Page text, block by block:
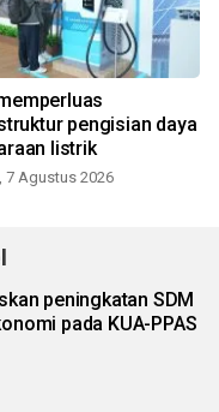
pengisian daya
listrik
7 Agustus 2026
peningkatan SDM
pada KUA-PPAS